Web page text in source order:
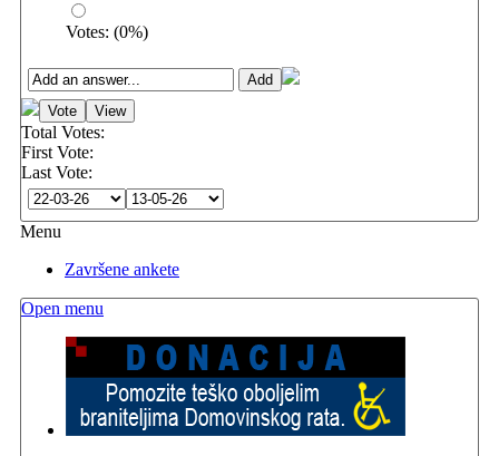
Votes: (0%)
Total Votes:
First Vote:
Last Vote:
Menu
Završene ankete
Open menu